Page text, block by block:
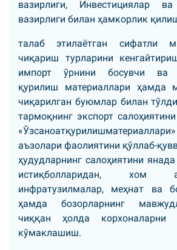
вазирлиги, Инвестициялар
вазирлиги билан ҳамкорлик
талаб этилаётган сифатли
чиқариш турларини
импорт ўрнини босувчи ва
қурилиш материаллари ҳамда
чиқарилган буюмлар билан
тармоқнинг экспорт
аъзолари фаолиятини қўллаб-
ҳудудларнинг салоҳиятини
истиқболларидан, хом
инфратузилмалар, меҳнат ва
ҳамда бозорларнинг
чиққан ҳолда корхоналарни
кўмаклашиш.